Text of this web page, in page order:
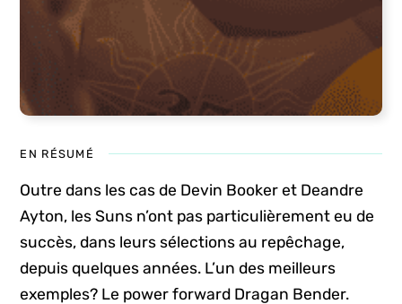
EN RÉSUMÉ
Outre dans les cas de Devin Booker et Deandre
Ayton, les Suns n’ont pas particulièrement eu de
succès, dans leurs sélections au repêchage,
depuis quelques années. L’un des meilleurs
exemples? Le power forward Dragan Bender.